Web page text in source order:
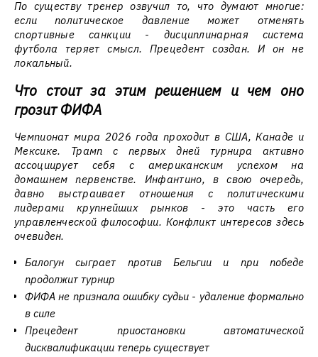
По существу тренер озвучил то, что думают многие:
если политическое давление может отменять
спортивные санкции - дисциплинарная система
футбола теряет смысл. Прецедент создан. И он не
локальный.
Что стоит за этим решением и чем оно
грозит ФИФА
Чемпионат мира 2026 года проходит в США, Канаде и
Мексике. Трамп с первых дней турнира активно
ассоциирует себя с американским успехом на
домашнем первенстве. Инфантино, в свою очередь,
давно выстраивает отношения с политическими
лидерами крупнейших рынков - это часть его
управленческой философии. Конфликт интересов здесь
очевиден.
Балогун сыграет против Бельгии и при победе
продолжит турнир
ФИФА не признала ошибку судьи - удаление формально
в силе
Прецедент приостановки автоматической
дисквалификации теперь существует